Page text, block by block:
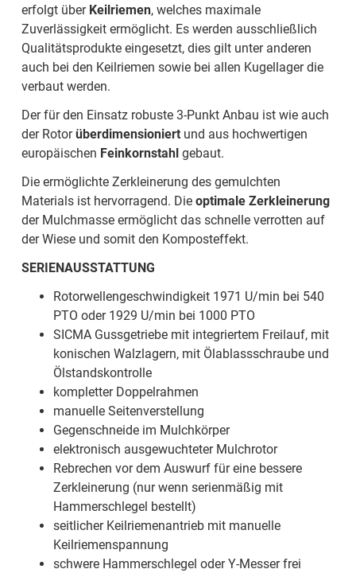
erfolgt über Keilriemen, welches maximale
Zuverlässigkeit ermöglicht. Es werden ausschließlich
Qualitätsprodukte eingesetzt, dies gilt unter anderen
auch bei den Keilriemen sowie bei allen Kugellager die
verbaut werden.
Der für den Einsatz robuste 3-Punkt Anbau ist wie auch
der Rotorüberdimensioniert und aus hochwertigen
europäischen Feinkornstahl gebaut.
Die ermöglichte Zerkleinerung des gemulchten
Materials ist hervorragend. Die optimale Zerkleinerung
der Mulchmasse ermöglicht das schnelle verrotten auf
der Wiese und somit den Komposteffekt.
SERIENAUSSTATTUNG
Rotorwellengeschwindigkeit 1971 U/min bei 540
PTO oder 1929 U/min bei 1000 PTO
SICMA Gussgetriebe mit integriertem Freilauf, mit
konischen Walzlagern, mit Ölablassschraube und
Ölstandskontrolle
kompletter Doppelrahmen
manuelle Seitenverstellung
Gegenschneide im Mulchkörper
elektronisch ausgewuchteter Mulchrotor
Rebrechen vor dem Auswurf für eine bessere
Zerkleinerung (nur wenn serienmäßig mit
Hammerschlegel bestellt)
seitlicher Keilriemenantrieb mit manuelle
Keilriemenspannung
schwere Hammerschlegel oder Y-Messer frei